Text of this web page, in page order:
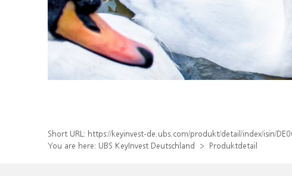
Short URL: https://keyinvest-de.ubs.com/produkt/detail/index/isin/
You are here: UBS KeyInvest Deutschland Produktdetail